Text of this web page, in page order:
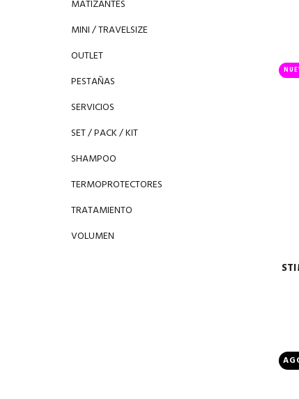
MATIZANTES
MINI / TRAVELSIZE
OUTLET
PESTAÑAS
SERVICIOS
SET / PACK / KIT
SHAMPOO
TERMOPROTECTORES
TRATAMIENTO
VOLUMEN